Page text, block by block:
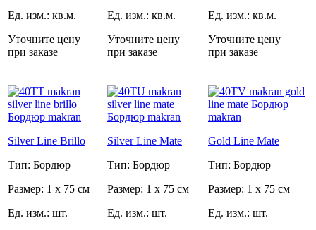
Ед. изм.: кв.м.
Уточните цену
при заказе
Ед. изм.: кв.м.
Уточните цену
при заказе
Ед. изм.: кв.м.
Уточните цену
при заказе
Silver Line Brillo
Тип: Бордюр
Размер: 1 x 75 см
Ед. изм.: шт.
Silver Line Mate
Тип: Бордюр
Размер: 1 x 75 см
Ед. изм.: шт.
Gold Line Mate
Тип: Бордюр
Размер: 1 x 75 см
Ед. изм.: шт.